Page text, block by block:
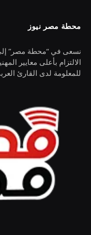
محطة مصر نيوز
نسعى في “محطة مصر” إلى
الالتزام بأعلى معايير
للمعلومة لدى القارئ